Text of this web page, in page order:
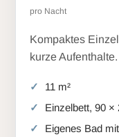
pro Nacht
Kompaktes
kurze Aufenthalte.
11 m²
Einzelbett, 90 ×
Eigenes Bad